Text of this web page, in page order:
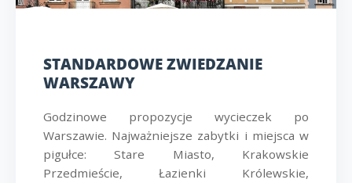
STANDARDOWE ZWIEDZANIE
WARSZAWY
Godzinowe propozycje wycieczek po
Warszawie. Najważniejsze zabytki i miejsca w
pigułce: Stare Miasto, Krakowskie
Przedmieście, Łazienki Królewskie,